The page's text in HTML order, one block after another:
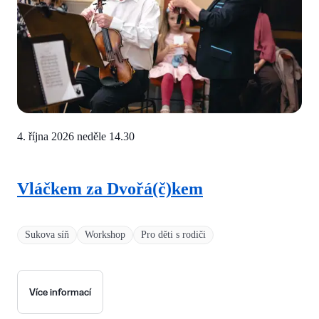
Sukova síň Workshop Pro děti s rodiči
Vláčkem za Dvořá(č)kem
4. října 2026 neděle 14.30
Více informací